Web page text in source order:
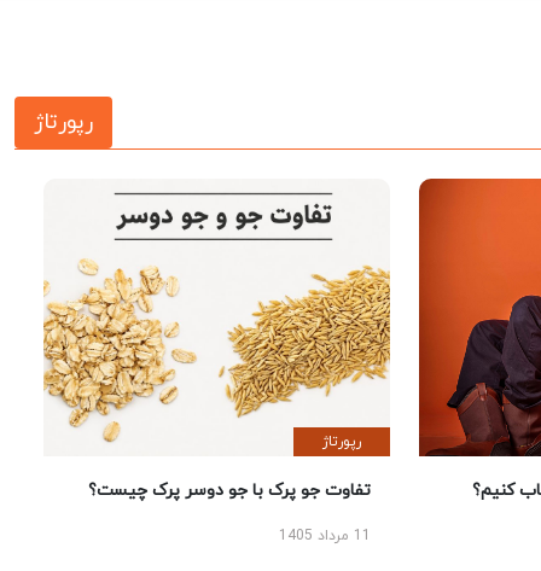
رپورتاژ
کنیم؟
رپورتاژ
تفاوت جو پرک با جو دوسر پرک چیست؟